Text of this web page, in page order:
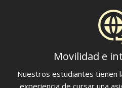
Movilidad e
Nuestros estudiantes tienen
experiencia de cursar una